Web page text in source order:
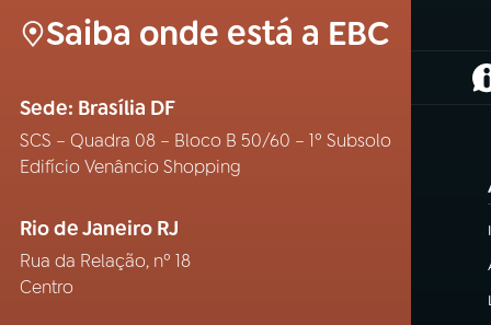
Saiba onde está a EBC
Sede: Brasília DF
SCS – Quadra 08 – Bloco B 50/60 – 1º Subsolo
Edifício Venâncio Shopping
Rio de Janeiro RJ
Rua da Relação, nº 18
Centro